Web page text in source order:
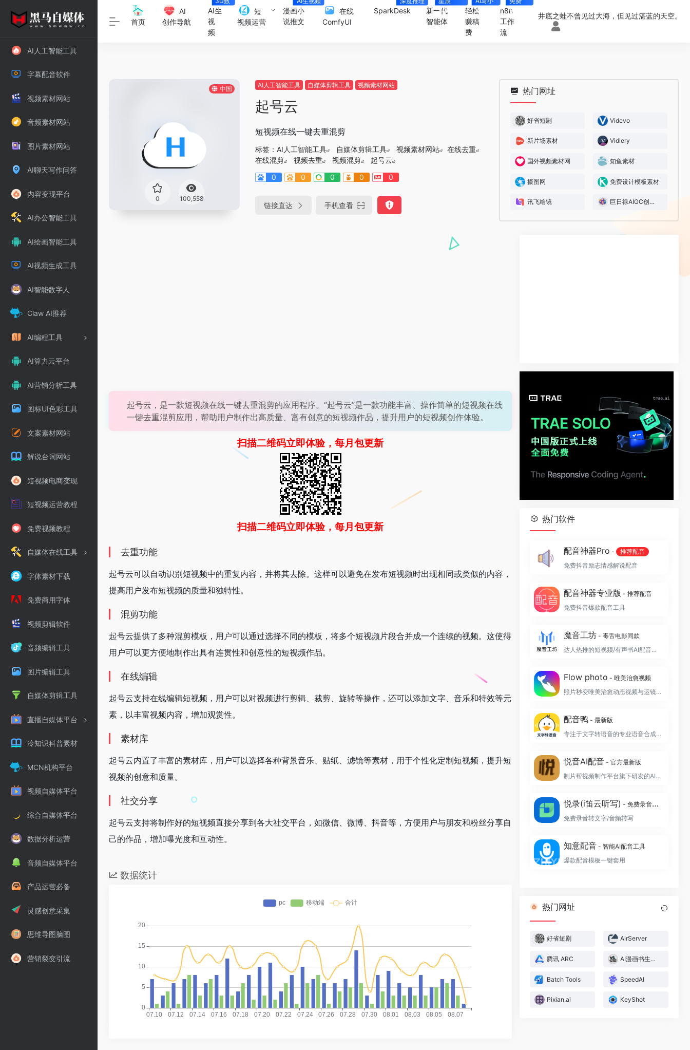
AI人工智能工具
字幕配音软件
视频素材网站
音频素材网站
图片素材网站
AI聊天写作问答
内容变现平台
AI办公智能工具
AI绘画智能工具
AI视频生成工具
AI智能数字人
Claw AI推荐
AI编程工具
AI算力云平台
AI营销分析工具
图标UI色彩工具
文案素材网站
解说台词网站
短视频电商变现
短视频运营教程
免费视频教程
自媒体在线工具
字体素材下载
免费商用字体
视频剪辑软件
音频编辑工具
图片编辑工具
自媒体剪辑工具
直播自媒体平台
冷知识科普素材
MCN机构平台
视频自媒体平台
综合自媒体平台
数据分析运营
音频自媒体平台
产品运营必备
灵感创意采集
思维导图脑图
营销裂变引流
首页
AI
创作导航
AI生
视
频
字人
短
视频运营
漫画小
说推文
在线
ComfyUI
SparkDesk
新一代
智能体
Agent
轻松
赚稿
费
说
n8n
工作
流
4000+
井底之蛙不曾见过大海，但见过湛蓝的天空。
中国
0 100,558
AI人工智能工具 自媒体剪辑工具 视频素材网站
起号云
短视频在线一键去重混剪
标签： AI人工智能工具 自媒体剪辑工具 视频素材网站
在线去重
在线混剪
视频去重 视频混剪
起号云
0
0 0 0 0
链接直达 手机查看
热门网址
好省短剧 Videvo
新片场素材 Vidlery
国外视频素材网 知鱼素材
摄图网 免费设计模板素材
讯飞绘镜 巨日禄AIGC创作平台
起号云，是一款短视频在线一键去重混剪的应用程序。“起号云”是一款功能丰富、操作简单的短视频在线
一键去重混剪应用，帮助用户制作出高质量、富有创意的短视频作品，提升用户的短视频创作体验。
扫描二维码立即体验，每月包更新
扫描二维码立即体验，每月包更新
去重功能
起号云可以自动识别短视频中的重复内容，并将其去除。这样可以避免在发布短视频时出现相同或类似的内容，
提高用户发布短视频的质量和独特性。
混剪功能
起号云提供了多种混剪模板，用户可以通过选择不同的模板，将多个短视频片段合并成一个连续的视频。这使得
用户可以更方便地制作出具有连贯性和创意性的短视频作品。
在线编辑
起号云支持在线编辑短视频，用户可以对视频进行剪辑、裁剪、旋转等操作，还可以添加文字、音乐和特效等元
素，以丰富视频内容，增加观赏性。
素材库
起号云内置了丰富的素材库，用户可以选择各种背景音乐、贴纸、滤镜等素材，用于个性化定制短视频，提升短
视频的创意和质量。
社交分享
起号云支持将制作好的短视频直接分享到各大社交平台，如微信、微博、抖音等，方便用户与朋友和粉丝分享自
己的作品，增加曝光度和互动性。
数据统计
热门软件
配音神器Pro -
推荐配音
免费抖音励志情感解说配音
配音神器专业版 - 推荐配音
免费抖音爆款配音工具
魔音工坊 - 毒舌电影同款
达人热推的短视频/有声书AI配音平台
Flow photo - 唯美治愈视频
照片秒变唯美治愈动态视频与运镜航拍大片
配音鸭 - 最新版
专注于文字转语音的专业语音合成制作软件
悦音AI配音 - 官方最新版
制片帮视频制作平台旗下研发的AI智能配音工具
悦录(i笛云听写) - 免费录音转文字
免费录音转文字/音频转写
知意配音 - 智能AI配音工具
爆款配音模板一键套用
热门网址
好省短剧 AirServer
腾讯 ARC AI漫画书生成器
Batch Tools SpeedAI
Pixian.ai KeyShot